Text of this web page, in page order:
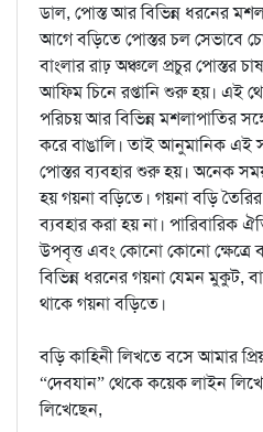
ডাল, পোস্ত আর বিভিন্ন ধরনের
আগে বড়িতে পোস্তর চল সেভাবে
বাংলার রাঢ় অঞ্চলে প্রচুর পোস্তর
আফিম চিনে রপ্তানি শুরু হয়। এই
পরিচয় আর বিভিন্ন মশলাপাতির
করে বাঙালি। তাই আনুমানিক এই
পোস্তর ব্যবহার শুরু হয়। অনেক
হয় গয়না বড়িতে। গয়না বড়ি
ব্যবহার করা হয় না। পারিবারিক
উপবৃত্ত এবং কোনো কোনো ক্ষেত্রে
বিভিন্ন ধরনের গয়না যেমন মুকুট,
থাকে গয়না বড়িতে।
বড়ি কাহিনী লিখতে বসে আমার
“দেবযান” থেকে কয়েক লাইন
লিখেছেন,